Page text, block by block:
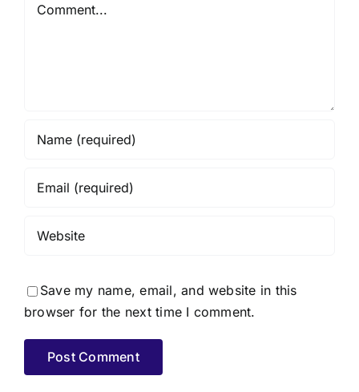
Save my name, email, and website in this
browser for the next time I comment.